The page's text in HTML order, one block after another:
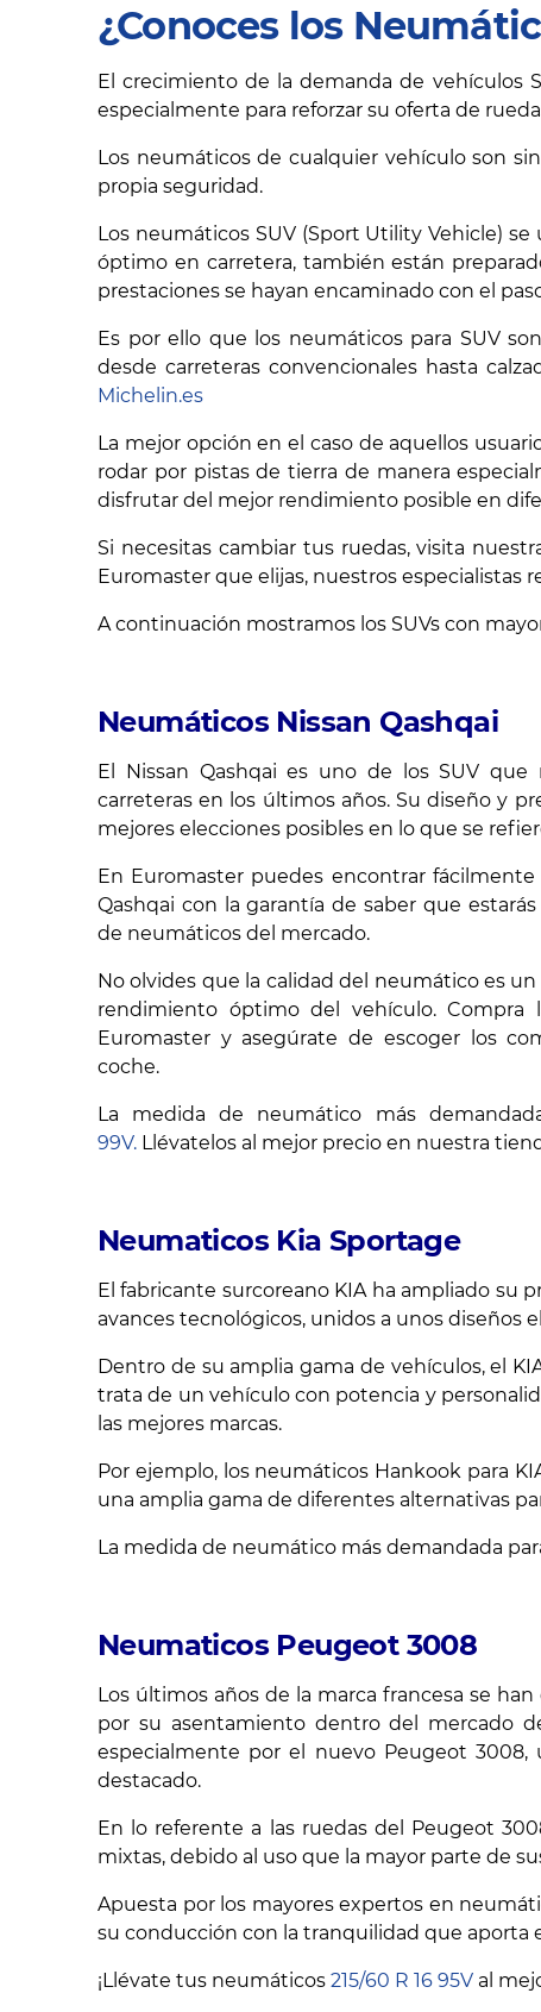
¿Conoces los
El crecimiento de la demanda de vehículos
especialmente para reforzar su oferta de
Los neumáticos de cualquier vehículo son
propia seguridad.
Los neumáticos SUV (Sport Utility Vehicle)
óptimo en carretera, también están
prestaciones se hayan encaminado con el
Es por ello que los neumáticos para SUV
desde carreteras convencionales hasta
Michelin.es
La mejor opción en el caso de aquellos
rodar por pistas de tierra de manera
disfrutar del mejor rendimiento posible en
Si necesitas cambiar tus ruedas, visita
Euromaster que elijas, nuestros especialistas
A continuación mostramos los SUVs con
Neumáticos Nissan Qashqai
El Nissan Qashqai es uno de los SUV
carreteras en los últimos años. Su diseño y
mejores elecciones posibles en lo que se
En Euromaster puedes encontrar
Qashqai con la garantía de saber que
de neumáticos del mercado.
No olvides que la calidad del neumático es
rendimiento óptimo del vehículo. Compra
Euromaster y asegúrate de escoger los
coche.
La medida de neumático más
99V. Llévatelos al mejor precio en nuestra
Neumaticos Kia Sportage
El fabricante surcoreano KIA ha ampliado su
avances tecnológicos, unidos a unos diseños
Dentro de su amplia gama de vehículos, el
trata de un vehículo con potencia y
las mejores marcas.
Por ejemplo, los neumáticos Hankook para
una amplia gama de diferentes alternativas
La medida de neumático más demandada
Neumaticos Peugeot 3008
Los últimos años de la marca francesa se
por su asentamiento dentro del mercado
especialmente por el nuevo Peugeot
destacado.
En lo referente a las ruedas del Peugeot
mixtas, debido al uso que la mayor parte de
Apuesta por los mayores expertos en
su conducción con la tranquilidad que aporta
¡Llévate tus neumáticos 215/60 R 16 95V al